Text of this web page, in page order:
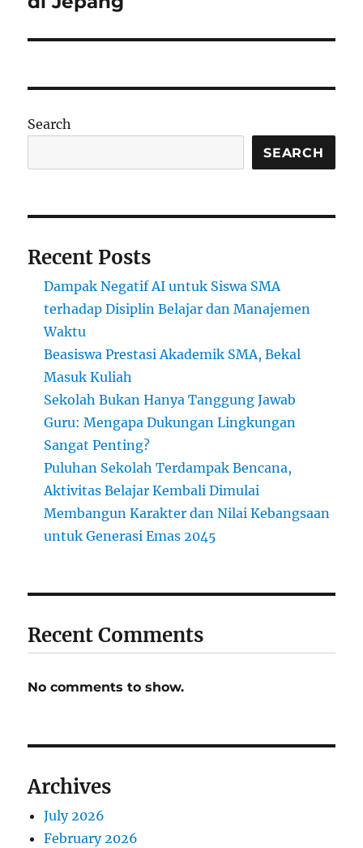
Search
SEARCH
Recent Posts
Dampak Negatif AI untuk Siswa SMA
terhadap Disiplin Belajar dan Manajemen
Waktu
Beasiswa Prestasi Akademik SMA, Bekal
Masuk Kuliah
Sekolah Bukan Hanya Tanggung Jawab
Guru: Mengapa Dukungan Lingkungan
Sangat Penting?
Puluhan Sekolah Terdampak Bencana,
Aktivitas Belajar Kembali Dimulai
Membangun Karakter dan Nilai Kebangsaan
untuk Generasi Emas 2045
Recent Comments
No comments to show.
Archives
July 2026
February 2026